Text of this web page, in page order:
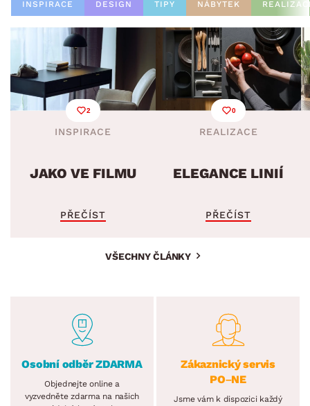
INSPIRACE DESIGN TIPY NÁBYTEK
2
INSPIRACE
JAKO VE FILMU
PŘEČÍST
0
REALIZACE
ELEGANCE LINIÍ
PŘEČÍST
VŠECHNY ČLÁNKY
Osobní odběr ZDARMA
Objednejte online a
vyzvedněte zdarma na našich
Zákaznický servis
PO–NE
Jsme vám k dispozici každý